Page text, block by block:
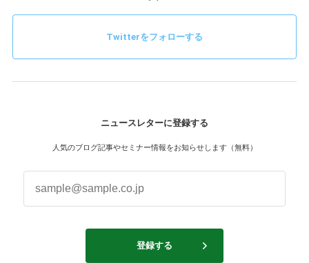
Twitterをフォローする
ニュースレターに登録する
人気のブログ記事やセミナー情報をお知らせします（無料）